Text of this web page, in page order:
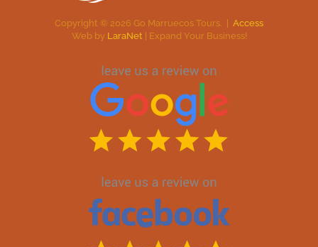
Copyright © 2026 Go Marruecos Tours. | Access
Web by LaraNet | Expand Your Business!